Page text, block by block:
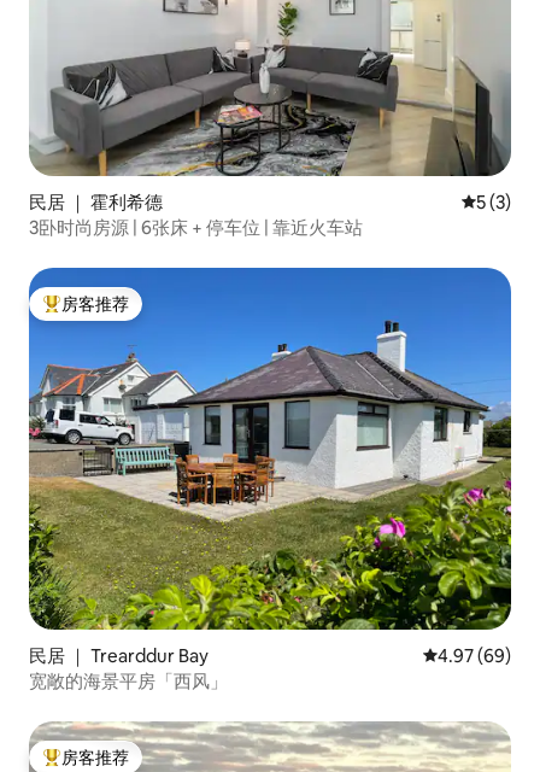
民居 ｜ 霍利希德 平均评分
5 (3)
3卧时尚房源 | 6张床 + 停车位 | 靠近火车站
热门「房客推荐」
房客推荐
民居 ｜ Trearddur Bay 平均评分 4.97
4.97 (69)
宽敞的海景平房「西风」
房客推荐